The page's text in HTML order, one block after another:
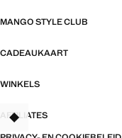
MANGO STYLE CLUB
CADEAUKAART
WINKELS
AFFILIATES